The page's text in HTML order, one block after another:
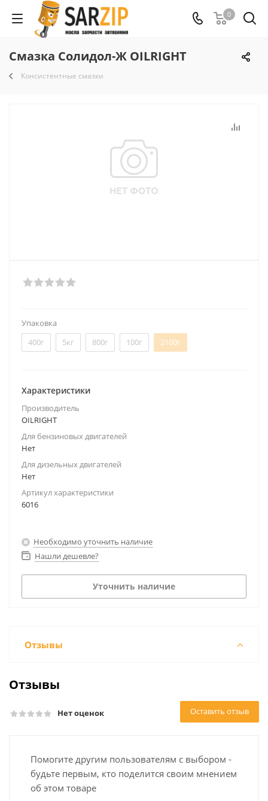
0
Смазка Солидол-Ж OILRIGHT
Консистентные смазки
Упаковка
400г
5кг 800г 100г 2100г
Характеристики
Производитель
OILRIGHT
Для бензиновых двигателей
Нет
Для дизельных двигателей
Нет
Артикул характеристики
6016
Необходимо уточнить наличие
Нашли дешевле?
Уточнить наличие
Отзывы
Отзывы
Нет оценок Оставить отзыв
Помогите другим пользователям с выбором -
будьте первым, кто поделится своим мнением
об этом товаре